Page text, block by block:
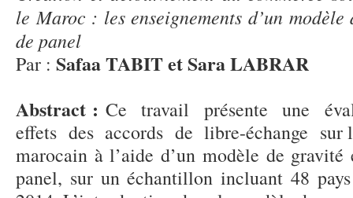
le Maroc : les enseignements d’un
de panel
Par : Safaa TABIT et Sara LABRAR
Abstract : Ce travail présente une
effets des accords de libre-échange sur
marocain à l’aide d’un modèle de gravité
panel, sur un échantillon incluant 48